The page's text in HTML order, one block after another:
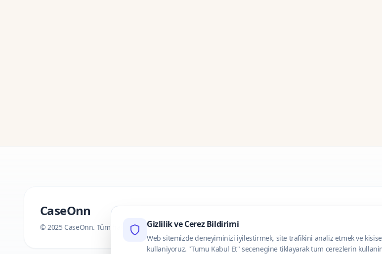
CaseOnn
© 2025 CaseOnn. Tüm hakları saklıdır.Gizlilik ve Cerez Bildirimi
Web sitemizde deneyiminizi iyilestirmek, site trafikini analiz etmek ve
kullaniyoruz. "Tumu Kabul Et" secenegine tiklayarak tum cerezlerin